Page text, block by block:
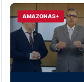
AMAZONAS+